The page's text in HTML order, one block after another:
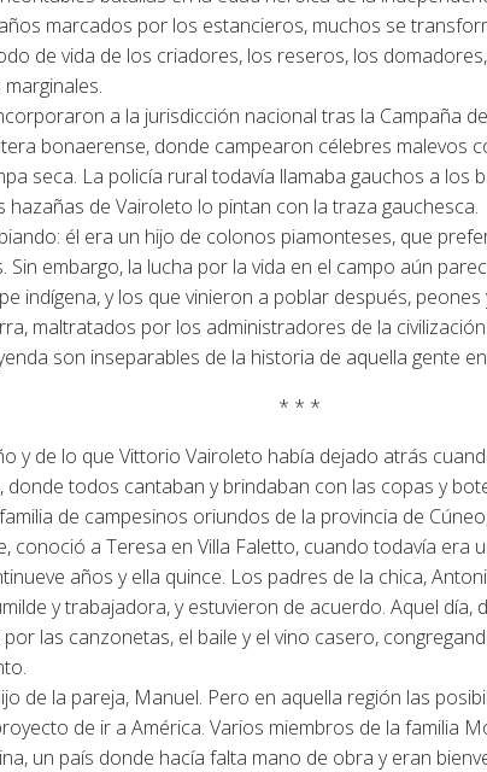
marcados por los estancieros, muchos se
de vida de los criadores, los reseros, los
a la jurisdicción nacional tras la Campaña
bonaerense, donde campearon célebres malevos
seca. La policía rural todavía llamaba gauchos a los
de Vairoleto lo pintan con la traza gauchesca.
él era un hijo de colonos piamonteses, que
Sin embargo, la lucha por la vida en el campo aún
indígena, y los que vinieron a poblar después,
maltratados por los administradores de la civilización.
son inseparables de la historia de aquella gente
* * *
y de lo que Vittorio Vairoleto había dejado atrás
todos cantaban y brindaban con las copas y
de campesinos oriundos de la provincia de
conoció a Teresa en Villa Faletto, cuando todavía era
años y ella quince. Los padres de la chica,
y trabajadora, y estuvieron de acuerdo. Aquel día,
las canzonetas, el baile y el vino casero,
de la pareja, Manuel. Pero en aquella región las
de ir a América. Varios miembros de la familia
un país donde hacía falta mano de obra y eran